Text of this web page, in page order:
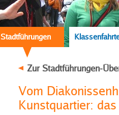
Stadtführungen
Zur Stadtführungen-
Vom
Kunstquartier: